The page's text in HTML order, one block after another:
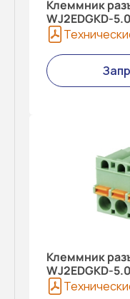
Клеммник
WJ2EDGKD-
Клеммник
WJ2EDGKD-